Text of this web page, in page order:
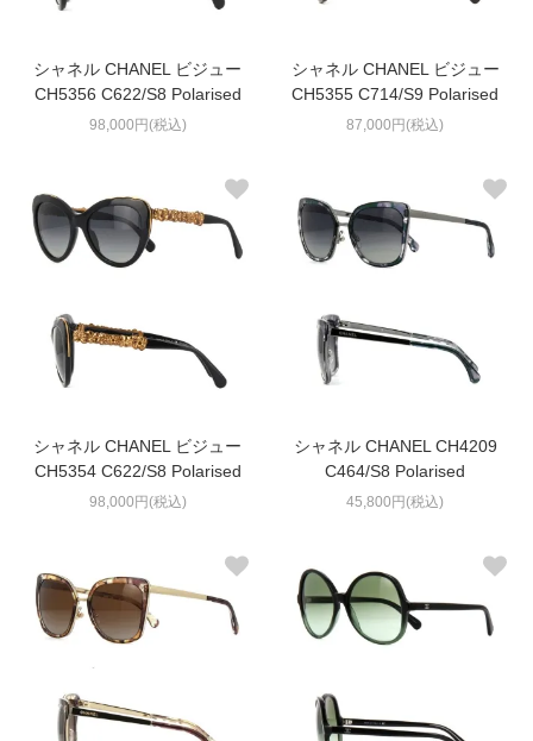
シャネル CHANEL ビジュー
CH5356 C622/S8 Polarised
98,000円(税込)
シャネル CHANEL ビジュー
CH5355 C714/S9 Polarised
87,000円(税込)
シャネル CHANEL ビジュー
CH5354 C622/S8 Polarised
98,000円(税込)
シャネル CHANEL CH4209
C464/S8 Polarised
45,800円(税込)